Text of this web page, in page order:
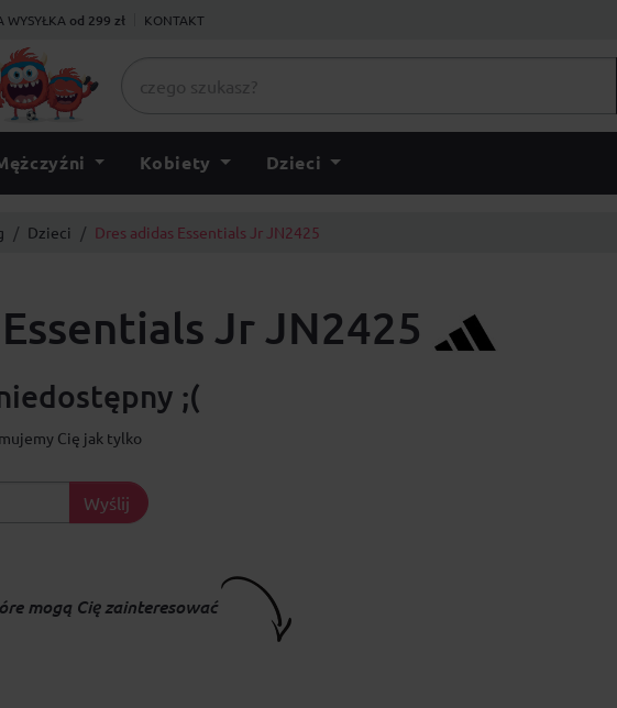
WYSYŁKA od 299 zł KONTAKT
Kobiety Dzieci
Dzieci Dres adidas Essentials Jr JN2425
Jr JN2425
;(
Cię jak tylko
Wyślij
mogą Cię zainteresować